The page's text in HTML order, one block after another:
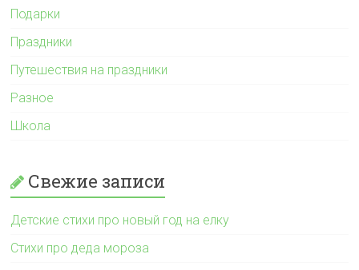
Подарки
Праздники
Путешествия на праздники
Разное
Школа
Свежие записи
Детские стихи про новый год на елку
Стихи про деда мороза